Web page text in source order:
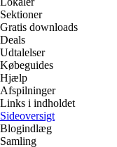
Sektioner
Gratis downloads
Deals
Udtalelser
Købeguides
Hjælp
Afspilninger
Links i indholdet
Sideoversigt
Blogindlæg
Samling